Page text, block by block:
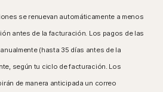
se renuevan automáticamente a menos
antes de la facturación. Los pagos de las
(hasta 35 días antes de la
según tu ciclo de facturación. Los
de manera anticipada un correo